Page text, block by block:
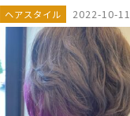
ヘアスタイル 2022-10-11